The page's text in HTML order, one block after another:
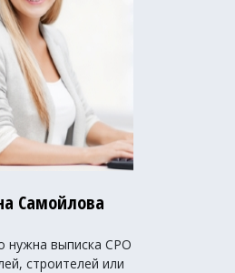
Самойлова
нужна выписка СРО
строителей или